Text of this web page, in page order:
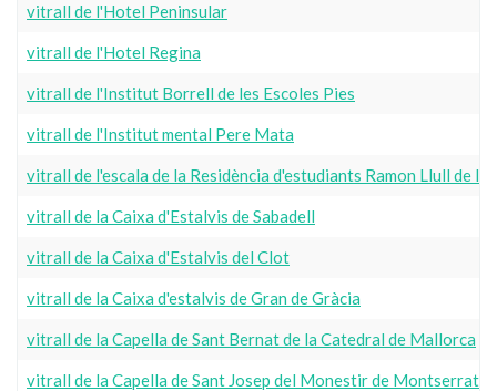
vitrall de l'Hotel Peninsular
vitrall de l'Hotel Regina
vitrall de l'Institut Borrell de les Escoles Pies
vitrall de l'Institut mental Pere Mata
vitrall de l'escala de la Residència d'estudiants Ramon Llull de
vitrall de la Caixa d'Estalvis de Sabadell
vitrall de la Caixa d'Estalvis del Clot
vitrall de la Caixa d'estalvis de Gran de Gràcia
vitrall de la Capella de Sant Bernat de la Catedral de Mallorca
vitrall de la Capella de Sant Josep del Monestir de Montserrat